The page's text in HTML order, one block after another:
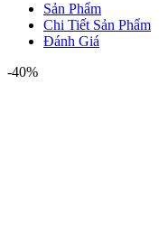
Sản Phẩm
Chi Tiết Sản Phẩm
Đánh Giá
-40%